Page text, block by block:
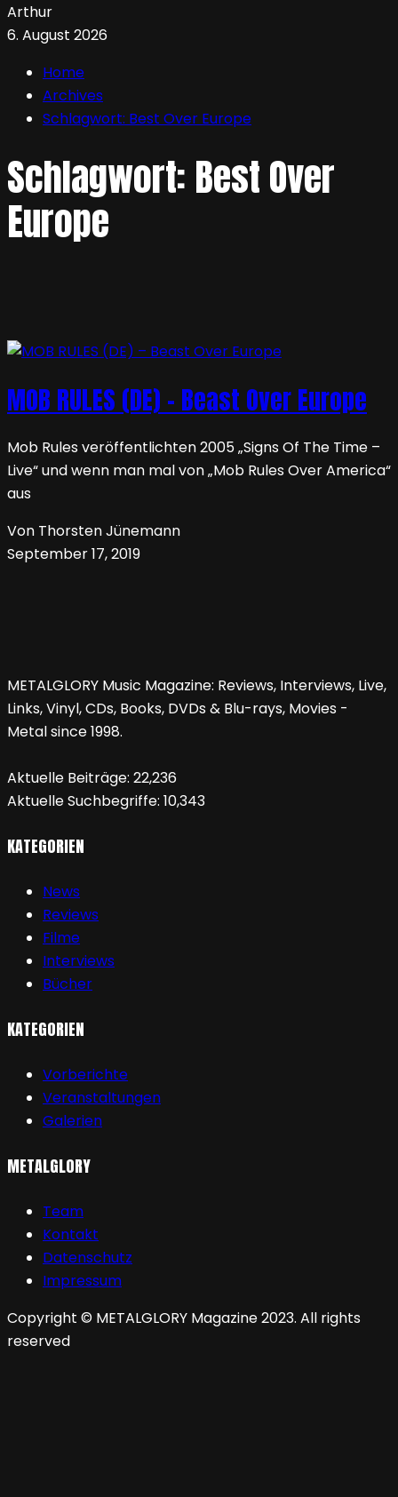
Arthur
6. August 2026
Home
Archives
Schlagwort: Best Over Europe
Schlagwort: Best Over
Europe
MOB RULES (DE) – Beast Over Europe
Mob Rules veröffentlichten 2005 „Signs Of The Time –
Live“ und wenn man mal von „Mob Rules Over America“
aus
Von Thorsten Jünemann
September 17, 2019
METALGLORY Music Magazine: Reviews, Interviews, Live,
Links, Vinyl, CDs, Books, DVDs & Blu-rays, Movies -
Metal since 1998.
Aktuelle Beiträge: 22,236
Aktuelle Suchbegriffe: 10,343
KATEGORIEN
News
Reviews
Filme
Interviews
Bücher
KATEGORIEN
Vorberichte
Veranstaltungen
Galerien
METALGLORY
Team
Kontakt
Datenschutz
Impressum
Copyright © METALGLORY Magazine 2023. All rights
reserved